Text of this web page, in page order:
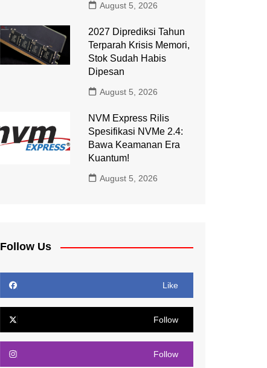
August 5, 2026
2027 Diprediksi Tahun
Terparah Krisis Memori,
Stok Sudah Habis
Dipesan
August 5, 2026
NVM Express Rilis
Spesifikasi NVMe 2.4:
Bawa Keamanan Era
Kuantum!
August 5, 2026
Follow Us
Like
Follow
Follow